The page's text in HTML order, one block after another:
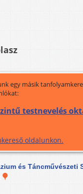
egy másik
testnevelés
oldalunkon.
és Táncművészeti